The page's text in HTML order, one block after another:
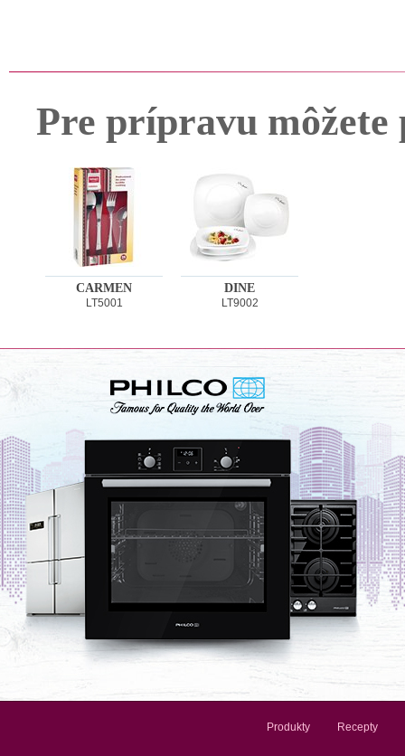
Pre prípravu
CARMEN
LT5001
DINE
LT9002
Produkty Recepty